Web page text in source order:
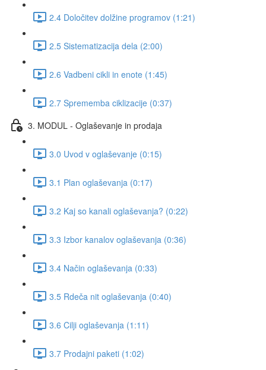
2.4 Določitev dolžine programov (1:21)
2.5 Sistematizacija dela (2:00)
2.6 Vadbeni cikli in enote (1:45)
2.7 Sprememba ciklizacije (0:37)
3. MODUL - Oglaševanje in prodaja
3.0 Uvod v oglaševanje (0:15)
3.1 Plan oglaševanja (0:17)
3.2 Kaj so kanali oglaševanja? (0:22)
3.3 Izbor kanalov oglaševanja (0:36)
3.4 Način oglaševanja (0:33)
3.5 Rdeča nit oglaševanja (0:40)
3.6 Cilji oglaševanja (1:11)
3.7 Prodajni paketi (1:02)